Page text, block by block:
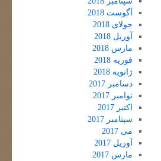
آگوست 2018
جولای 2018
آوریل 2018
مارس 2018
فوریه 2018
ژانویه 2018
دسامبر 2017
نوامبر 2017
اکتبر 2017
سپتامبر 2017
می 2017
آوریل 2017
مارس 2017